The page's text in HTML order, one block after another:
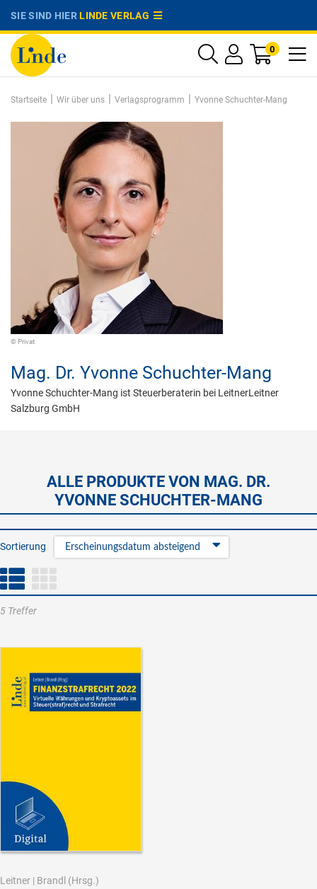
SIE SIND HIERLINDE VERLAG
0
Startseite | Wir über uns | Verlagsprogramm | Yvonne Schuchter-Mang
© Privat
Mag. Dr. Yvonne Schuchter-Mang
Yvonne Schuchter-Mang ist Steuerberaterin bei LeitnerLeitner
Salzburg GmbH
ALLE PRODUKTE VON MAG. DR.
YVONNE SCHUCHTER-MANG
Sortierung Erscheinungsdatum absteigend
5 Treffer
Leitner | Brandl (Hrsg.)